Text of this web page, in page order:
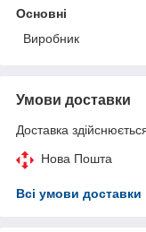
Основні
Виробник
Умови доставки
Доставка
Нова Пошта
Всі умови доставки